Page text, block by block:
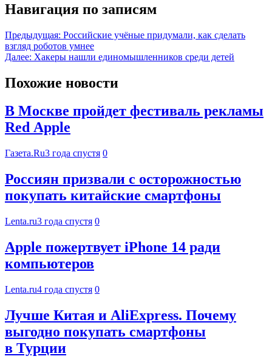
Навигация по записям
Предыдущая: Российские учёные придумали, как сделать
взгляд роботов умнее
Далее: Хакеры нашли единомышленников среди детей
Похожие новости
В Москве пройдет фестиваль рекламы
Red Apple
Газета.Ru3 года спустя 0
Россиян призвали с осторожностью
покупать китайские смартфоны
Lenta.ru3 года спустя 0
Apple пожертвует iPhone 14 ради
компьютеров
Lenta.ru4 года спустя 0
Лучше Китая и AliExpress. Почему
выгодно покупать смартфоны
в Турции